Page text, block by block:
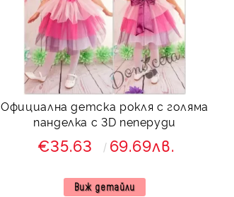
Официална детска рокля с голяма
панделка с 3D пеперуди
€35.63 69.69лв.
Виж детайли